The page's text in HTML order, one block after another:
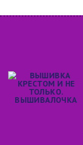
Перейти